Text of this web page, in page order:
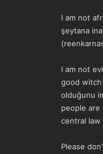
I am not
şeytana
I am not
good witch
olduğunu
people are
central law
Please